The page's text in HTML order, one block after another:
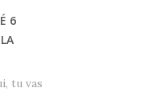
6
tu vas